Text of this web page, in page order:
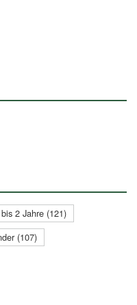
2 Jahre (121)
(107)